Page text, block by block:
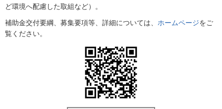
ど環境へ配慮した取組など）。
補助金交付要綱、募集要項等、詳細については、 ホームページをご
覧ください。